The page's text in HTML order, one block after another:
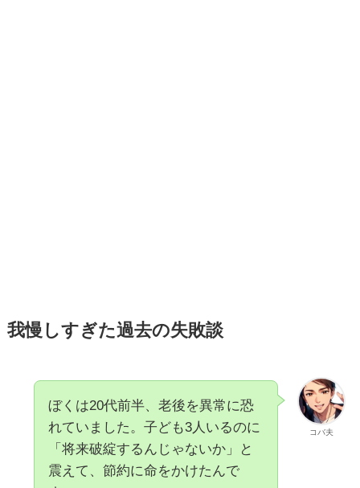
我慢しすぎた過去の失敗談
コバ夫
ぼくは20代前半、老後を異常に恐
れていました。子ども3人いるのに
「将来破綻するんじゃないか」と
震えて、節約に命をかけたんで